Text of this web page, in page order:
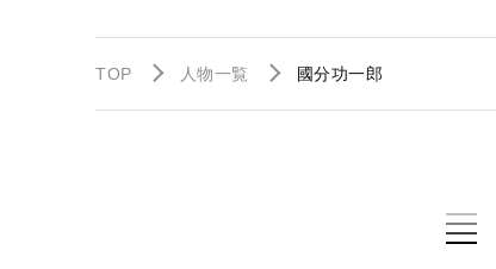
TOP 人物一覧 國分功一郎